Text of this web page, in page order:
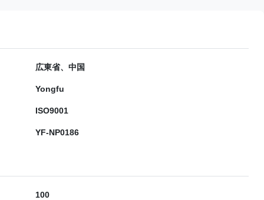
広東省、中国
Yongfu
ISO9001
YF-NP0186
100